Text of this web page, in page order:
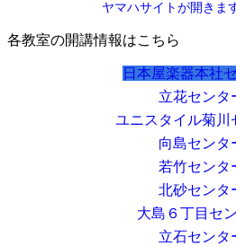
ヤマハサイトが開きま
各教室の開講情報はこちら
日本屋楽器本社
立花センタ
ユニスタイル菊川
向島センタ
若竹センタ
北砂センタ
大島６丁目セ
立石センタ